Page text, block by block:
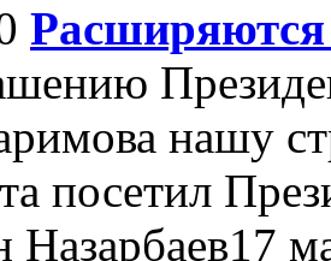
Расширяются
нашу
посетил
Назарбаев17